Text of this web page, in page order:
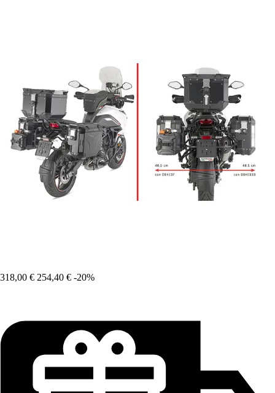
318,00 € 254,40 € -20%